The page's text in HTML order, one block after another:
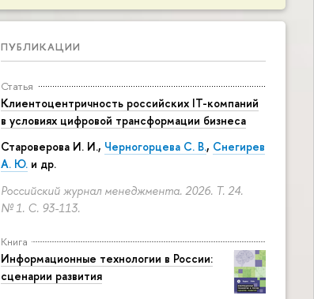
ПУБЛИКАЦИИ
Статья
Клиентоцентричность российских IT-компаний
в условиях цифровой трансформации бизнеса
Староверова И. И., Черногорцева С. В., Снегирев
А. Ю. и др.
Российский журнал менеджмента. 2026. Т. 24.
№ 1. С. 93-113.
Книга
Информационные технологии в России:
сценарии развития